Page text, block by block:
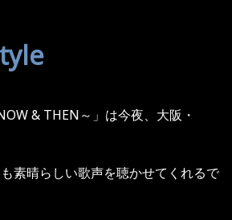
& THEN～」は今夜、 大阪・
素晴らしい歌声を聴かせてくれるで